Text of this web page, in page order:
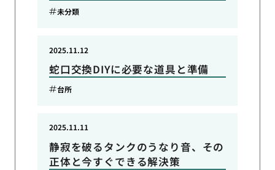
未分類
蛇口交換DIYに必要な道具と準備
2025.11.12
台所
静寂を破るタンクのうなり音、その
正体と今すぐできる解決策
2025.11.11